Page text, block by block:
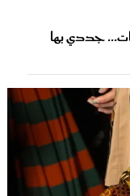
جددي بها